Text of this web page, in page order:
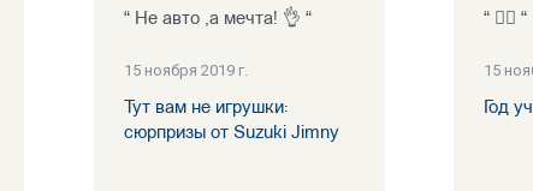
“ Не авто ,а мечта! 👌 “
15 ноября 2019 г.
Тут вам не игрушки:
сюрпризы от Suzuki Jimny
“ 👍🏻 “
15
Год